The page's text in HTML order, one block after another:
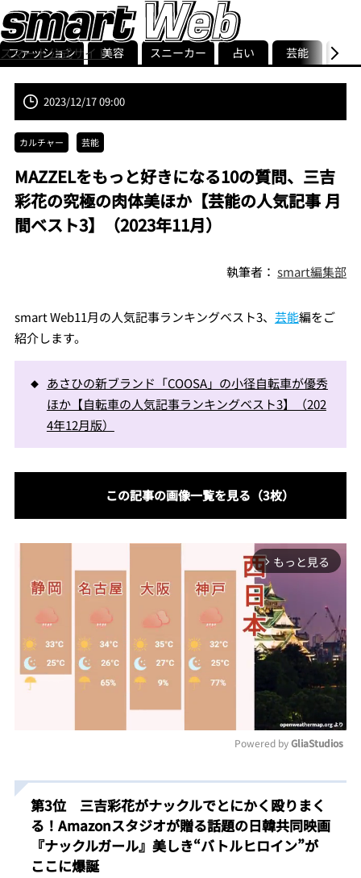
スマート公式サイト
smart最新号
記事一覧ランキング
ストリ
ファッション 美容 スニーカー 占い 芸能 グル
2023/12/17 09:00
カルチャー 芸能
MAZZELをもっと好きになる10の質問、三吉
彩花の究極の肉体美ほか【芸能の人気記事 月
間ベスト3】（2023年11月）
執筆者：smart編集部
smart Web11月の人気記事ランキングベスト3、 芸能編をご
紹介します。
あさひの新ブランド「COOSA」の小径自転車が優秀
ほか【自転車の人気記事ランキングベスト3】（202
4年12月版）
この記事の画像一覧を見る（3枚）
arrow_forward_ios もっと見る
Powered by GliaStudios
第3位 三吉彩花がナックルでとにかく殴りまく
る！Amazonスタジオが贈る話題の日韓共同映画
『ナックルガール』美しき“バトルヒロイン”が
ここに爆誕